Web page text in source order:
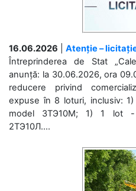
16.06.2026
Atenție –
Întreprinderea de Stat
anunță: la 30.06.2026, ora
reducere privind
expuse în 8 loturi, inclusiv:
model 3ТЭ10М; 1) 1 lot -
2ТЭ10Л....